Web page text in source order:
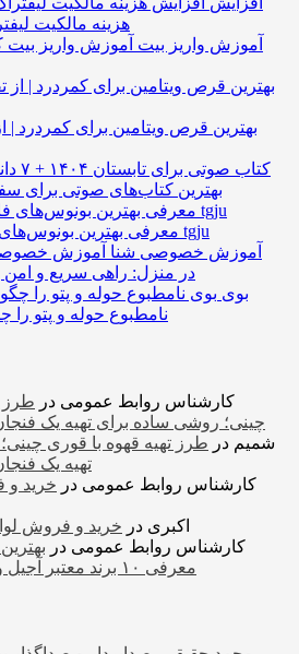
هزینه مالکیت
آموزش واریز بیت
بهترین قرص ویتامین برای کمردرد |
۷ کتاب صوتی برای تابستان ۱۴۰۴ +
بهترین کتاب‌های صوتی برای
معرفی بهترین بونوس‌های فارکس در سایت tgju
آموزش خصوصی شنا
در منزل: راهی سریع و امن
بوی
نامطبوع حوله و پتو را
کارشناس روابط عمومی در طرز
چینی؛ روشی ساده برای تهیه یک
شمیم در طرز تهیه قهوه با قوری
تهیه یک
کارشناس روابط عمومی در خرید و
اکبری در خرید و فروش
کارشناس روابط عمومی در
معرفی ۱۰ برند معتبر آجیل و خشکبار در ایران